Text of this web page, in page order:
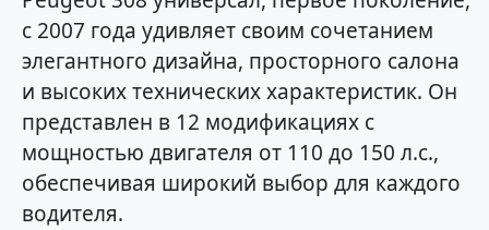
с 2007 года удивляет своим сочетанием
элегантного дизайна, просторного салона
и высоких технических характеристик. Он
представлен в 12 модификациях с
мощностью двигателя от 110 до 150 л.с.,
обеспечивая широкий выбор для каждого
водителя.